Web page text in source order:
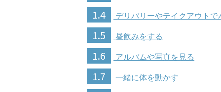
1.4 デリバリーやテイクアウトで
1.5 昼飲みをする
1.6 アルバムや写真を見る
1.7 一緒に体を動かす